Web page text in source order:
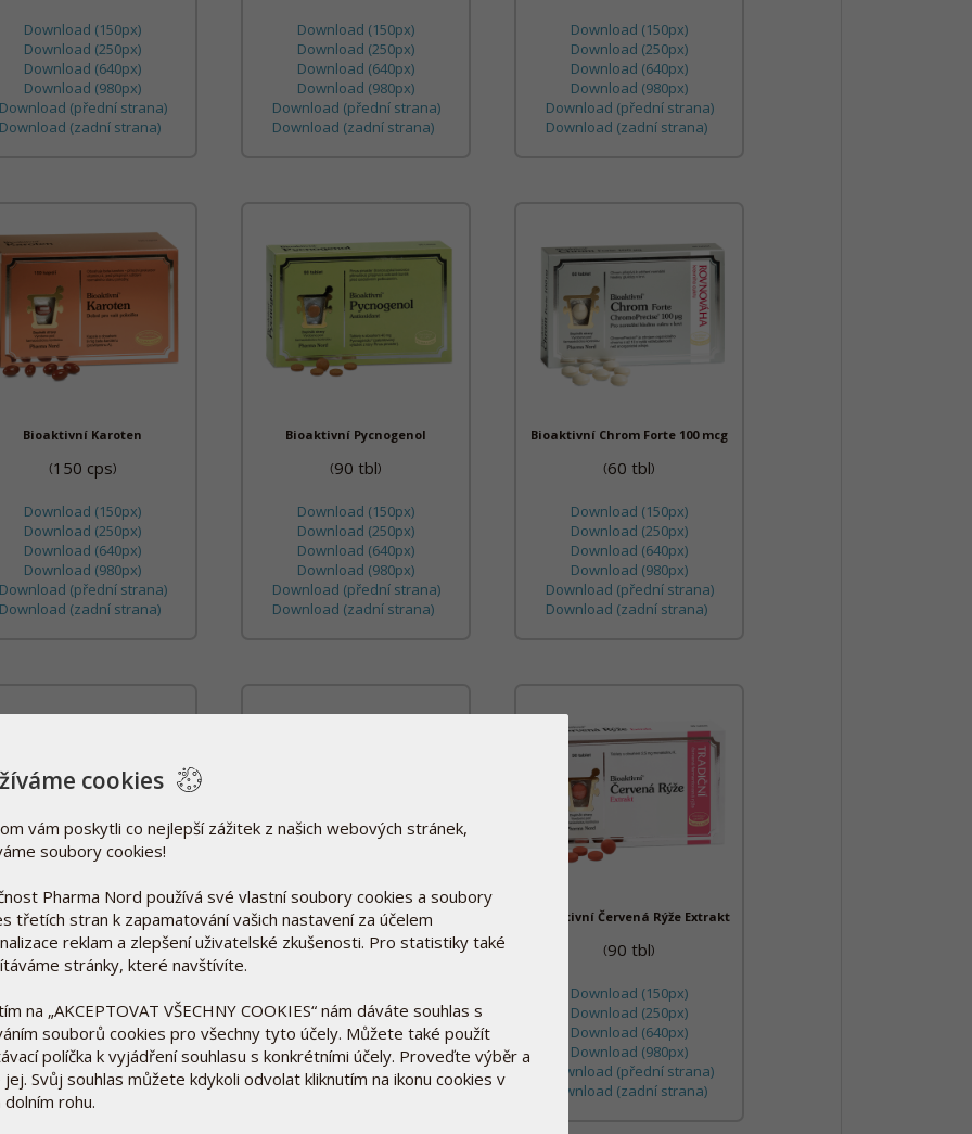
Download (150px)
Download (250px)
Download (640px)
Download (980px)
Download (přední strana)
Download (zadní strana)
Download (150px)
Download (250px)
Download (640px)
Download (980px)
Download (přední strana)
Download (zadní strana)
Download (150px)
Download (250px)
Download (640px)
Download (980px)
Download (přední strana)
Download (zadní strana)
Bioaktivní Karoten
(150 cps)
Download (150px)
Download (250px)
Download (640px)
Download (980px)
Download (přední strana)
Download (zadní strana)
Bioaktivní Pycnogenol
(90 tbl)
Download (150px)
Download (250px)
Download (640px)
Download (980px)
Download (přední strana)
Download (zadní strana)
Bioaktivní Chrom Forte 100 mcg
(60 tbl)
Download (150px)
Download (250px)
Download (640px)
Download (980px)
Download (přední strana)
Download (zadní strana)
Bioaktivní Magnézium
(150 tbl)
Download (250px)
Download (640px)
Download (980px)
Download (přední strana)
(zadní strana)
Bioaktivní Marin Plus
(60 cps)
Download (250px)
Download (640px)
Download (980px)
Download (přední strana)
Download (zadní strana)
Bioaktivní Červená Rýže Extrakt
(90 tbl)
Download (150px)
Download (250px)
Download (640px)
Download (980px)
Download (přední strana)
Download (zadní strana)
cookies
vám poskytli co nejlepší zážitek z našich webových stránek,
soubory cookies!
Pharma Nord používá své vlastní soubory cookies a soubory
třetích stran k zapamatování vašich nastavení za účelem
reklam a zlepšení uživatelské zkušenosti. Pro statistiky také
stránky, které navštívíte.
na „AKCEPTOVAT VŠECHNY COOKIES“ nám dáváte souhlas s
souborů cookies pro všechny tyto účely. Můžete také použít
políčka k vyjádření souhlasu s konkrétními účely. Proveďte výběr a
Svůj souhlas můžete kdykoli odvolat kliknutím na ikonu cookies v
rohu.